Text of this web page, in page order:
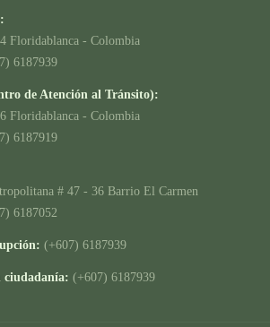
Floridablanca - Colombia
6187939
de Atención al Tránsito):
Floridablanca - Colombia
6187919
# 47 - 36 Barrio El Carmen
6187052
(+607) 6187939
ciudadanía: (+607) 6187939